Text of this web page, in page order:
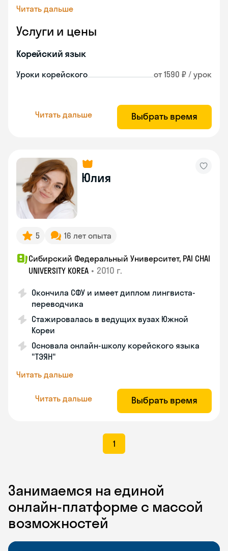
Читать дальше
Услуги и цены
Корейский язык
Уроки корейского от 1590 ₽ / урок
Читать дальше Выбрать время
Юлия
5 16 лет опыта
Сибирский Федеральный Университет, PAI CHAI
UNIVERSITY KOREA • 2010 г.
Окончила СФУ и имеет диплом лингвиста-
переводчика
Стажировалась в ведущих вузах Южной
Кореи
Основала онлайн-школу корейского языка
"ТЭЯН"
Читать дальше
Читать дальше Выбрать время
1
Занимаемся на единой
онлайн-платформе с массой
возможностей